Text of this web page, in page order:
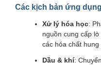
Các kịch bản ứng dụng
Xử lý hóa học:
nguồn cung cấp
các hóa chất hung
Dầu & khí: